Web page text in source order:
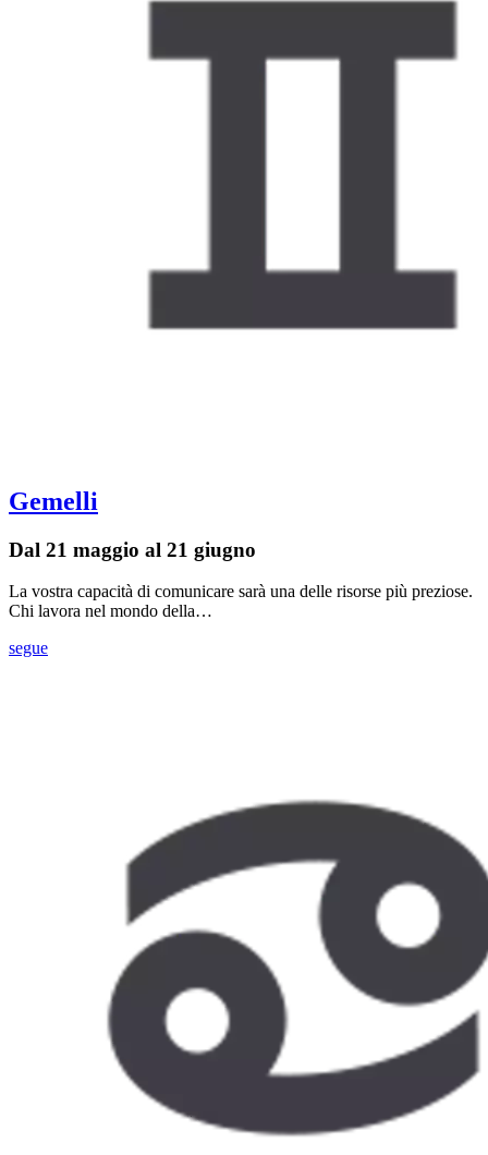
Gemelli
Dal 21 maggio al 21 giugno
La vostra capacità di comunicare sarà una delle risorse più preziose.
Chi lavora nel mondo della…
segue